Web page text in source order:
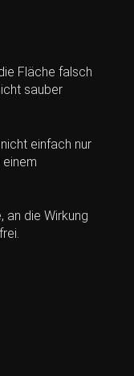
Fläche falsch
sauber
einfach nur
an die Wirkung